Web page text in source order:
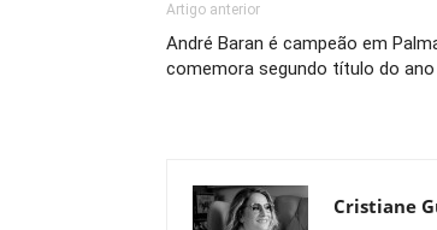
Artigo anterior
André Baran é campeão em
comemora segundo título do ano
Cristiane